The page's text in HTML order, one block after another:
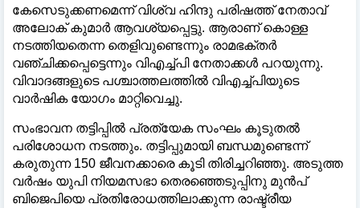
കേസെടുക്കണമെന്ന് വിശ്വ ഹിന്ദു പരിഷത്ത് നേതാവ്
അലോക് കുമാർ ആവശ്യപ്പെട്ടു. ആരാണ് കൊള്ള
നടത്തിയതെന്ന തെളിവുണ്ടെന്നും രാമഭക്തർ
വഞ്ചിക്കപ്പെട്ടെന്നും വിഎച്ച്‌പി നേതാക്കള്‍ പറയുന്നു.
വിവാദങ്ങളുടെ പശ്ചാത്തലത്തില്‍ വിഎച്ച്‌പിയുടെ
വാർഷിക യോഗം മാറ്റിവെച്ചു.
സംഭാവന തട്ടിപ്പില്‍ പ്രത്യേക സംഘം കൂടുതല്‍
പരിശോധന നടത്തും. തട്ടിപ്പുമായി ബന്ധമുണ്ടെന്ന്
കരുതുന്ന 150 ജീവനക്കാരെ കൂടി തിരിച്ചറിഞ്ഞു. അടുത്ത
വർഷം യുപി നിയമസഭാ തെരഞ്ഞെടുപ്പിനു മുൻപ്‌
ബിജെപിയെ പ്രതിരോധത്തിലാക്കുന്ന രാഷ്ട്രീയ